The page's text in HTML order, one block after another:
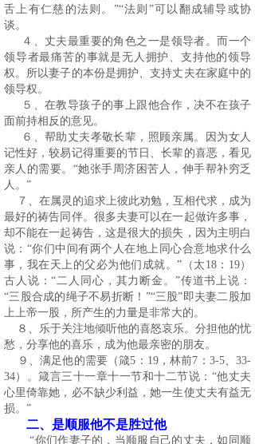
舌上有仁慈的法则。”“法则”可以翻成辅导或协
谈。
４、丈夫最重要的角色之一是领导者。而一个
领导者最痛苦的事就是无人拥护、支持他的领导
权。所以妻子的本份是拥护、支持丈夫在家庭中的
领导权。
５、在教导孩子的事上跟他合作，决不在孩子
面前持相反的意见。
６、帮助丈夫孝敬长辈，照顾亲属。因为女人
记性好，较易记得重要的节日、长辈的喜恶，看见
亲人的需要。“她张手周济困苦人，伸手帮补穷乏
人。”
７、在属灵的追求上彼此劝勉，互相代求，成为
最好的祷告同伴。很多夫妻可以在一起做许多事，
却不能在一起祷告，这是很大的损失，因为主明白
说：“你们中间有两个人在地上同心合意地求什么
事，我在天上的父必为他们成就。”（太 18： 19）
古人说：“二人同心，其力断金。”传道书上说：
“三股合成的绳子不易折断！”“三股”即夫妻二股加
上上帝一股，所产生的力量是非常大的。
８、乐于关注地倾听他的喜怒哀乐。分担他的忧
愁，分享他的喜乐，成为他最亲密的朋友。
９、满足他的需要（箴5 ： 19，林前7 ： 3-5、33-
34）。箴言三十一章十一节和十二节说：“他丈夫
心里倚靠她，必不缺少利益，她一生使丈夫有益无
损。”
二、是顺服他不是胜过他
“你们作妻子的，当顺服自己的丈夫，如同顺